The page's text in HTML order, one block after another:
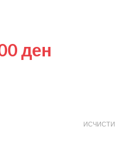
ден.
ден
ИСЧИСТИ